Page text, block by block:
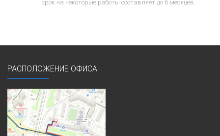
срок на некоторые работы составляет до 6 месяцев.
РАСПОЛОЖЕНИЕ ОФИСА